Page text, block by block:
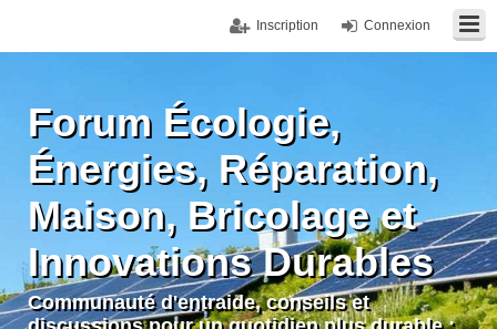
Connexion
Inscription
Forum Écologie,
Énergies, Réparation,
Maison, Bricolage et
Innovations Durables
Communauté d'entraide, conseils et